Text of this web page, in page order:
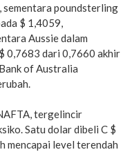
sementara poundsterling
$ 1,4059,
Aussie dalam
0,7683 dari 0,7660 akhir
of Australia
tergelincir
Satu dolar dibeli C $
mencapai level terendah